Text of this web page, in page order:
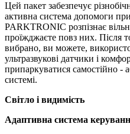
Цей пакет забезпечує
активна система допомоги
PARKTRONIC розпізнає
проїжджаєте повз них. Після
вибрано, ви можете,
ультразвукові датчики і
припаркуватися самостійно -
системі.
Світло і видимість
Адаптивна система